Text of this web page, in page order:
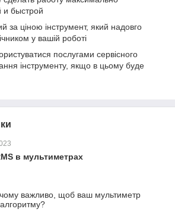
и быстрой
за ціною інструмент, який надовго
у вашій роботі
послугами сервісного
інструменту, якщо в цьому буде
в мультиметрах
важливо, щоб ваш мультиметр